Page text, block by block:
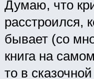
Думаю, что
расстроился,
бывает (со
книга на
то в